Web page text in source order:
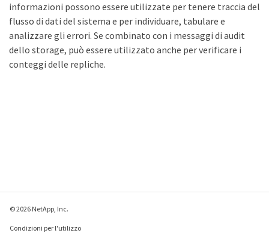
informazioni possono essere utilizzate per tenere traccia del
flusso di dati del sistema e per individuare, tabulare e
analizzare gli errori. Se combinato con i messaggi di audit
dello storage, può essere utilizzato anche per verificare i
conteggi delle repliche.
© 2026 NetApp, Inc.
Condizioni per l'utilizzo